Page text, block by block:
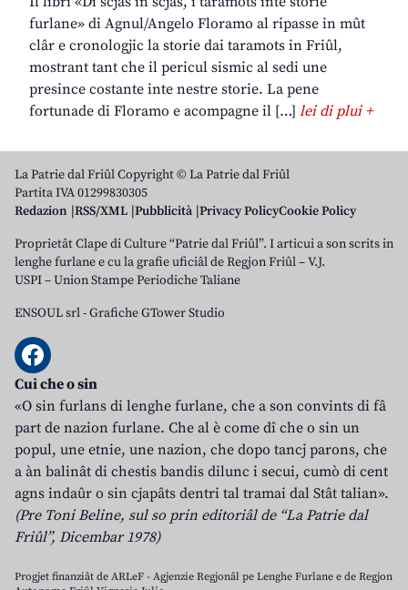
furlane» di Agnul/Angelo Floramo al ripasse in mût
clâr e cronologjic la storie dai taramots in Friûl,
mostrant tant che il pericul sismic al sedi une
presince costante inte nestre storie. La pene
fortunade di Floramo e acompagne il […] lei di plui +
La Patrie dal Friûl Copyright © La Patrie dal Friûl
Partita IVA 01299830305
Redazion RSS/XML Pubblicità Privacy PolicyCookie Policy
Proprietât Clape di Culture “Patrie dal Friûl”. I articui a son scrits in
lenghe furlane e cu la grafie uficiâl de Regjon Friûl – V.J.
USPI – Union Stampe Periodiche Taliane
ENSOUL srl-Grafiche GTower Studio
Cui che o sin
«O sin furlans di lenghe furlane, che a son convints di fâ
part de nazion furlane. Che al è come dî che o sin un
popul, une etnie, une nazion, che dopo tancj parons, che
a àn balinât di chestis bandis dilunc i secui, cumò di cent
agns indaûr o sin cjapâts dentri tal tramai dal Stât talian».
(Pre Toni Beline, sul so prin editoriâl de “La Patrie dal
Friûl”, Dicembar 1978)
Progjet finanziât de ARLeF - Agjenzie Regjonâl pe Lenghe Furlane e de Regjon